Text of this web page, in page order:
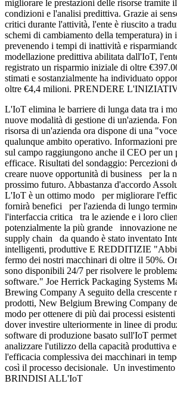
migliorare le prestazioni delle risorse tramite
condizioni e l'analisi predittiva. Grazie ai
critici durante l'attività, l'ente è riuscito a
schemi di cambiamento della temperatura)
prevenendo i tempi di inattività e
modellazione predittiva abilitata dall'IoT,
registrato un risparmio iniziale di oltre
stimati e sostanzialmente ha individuato
oltre €4,4 milioni. PRENDERE
L'IoT elimina le barriere di lunga data tra i
nuove modalità di gestione di un'azienda.
risorsa di un'azienda ora dispone di una
qualunque ambito operativo. Informazioni
sul campo raggiungono anche il CEO per un
efficace. Risultati del sondaggio: Percezioni
creare nuove opportunità di business per la
prossimo futuro. Abbastanza d'accordo
L'IoT è un ottimo modo per migliorare
fornirà benefici per l'azienda di lungo
l'interfaccia critica tra le aziende e i loro
potenzialmente la più grande innovazione
supply chain da quando è stato inventato
intelligenti, produttive E REDDITIZIE
fermo dei nostri macchinari di oltre il 50%.
sono disponibili 24/7 per risolvere le
software." Joe Herrick Packaging Systems
Brewing Company A seguito della crescente
prodotti, New Belgium Brewing Company
modo per ottenere di più dai processi
dover investire ulteriormente in linee di
software di produzione basato sull'IoT
analizzare l'utilizzo della capacità produttiva
l'efficacia complessiva dei macchinari in
così il processo decisionale. Un
BRINDISI ALL'IoT